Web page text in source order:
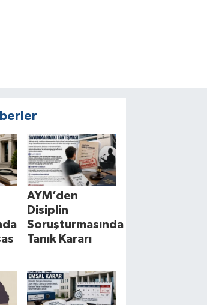
AYM’den
Disiplin
Soruşturmasında
Tanık Kararı